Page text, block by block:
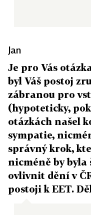
Jan
Je pro Vás
byl Váš postoj
zábranou pro
(hypoteticky,
otázkách našel
sympatie,
správný krok,
nicméně by
ovlivnit dění v
postoji k EET.